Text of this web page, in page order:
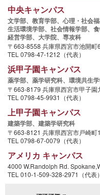
中央キャンパス
文学部、 教育学部、 心理・社会福
生活環境学部、 社会情報学部、
経営学部、 大学院、 専攻科
〒663-8558 兵庫県西宮市池開町
TEL 0798-47-1212（代表）
浜甲子園キャンパス
薬学部、 薬学研究科、 環境共生
〒663-8179 兵庫県西宮市甲子園
TEL 0798-45-9931（代表）
上甲子園キャンパス
建築学部、 建築学研究科
〒663-8121 兵庫県西宮市戸崎町
TEL 0798-67-0079（代表）
アメリカ キャンパス
4000 W.Randolph Rd.
TEL 010-1-509-328-2971（代表）